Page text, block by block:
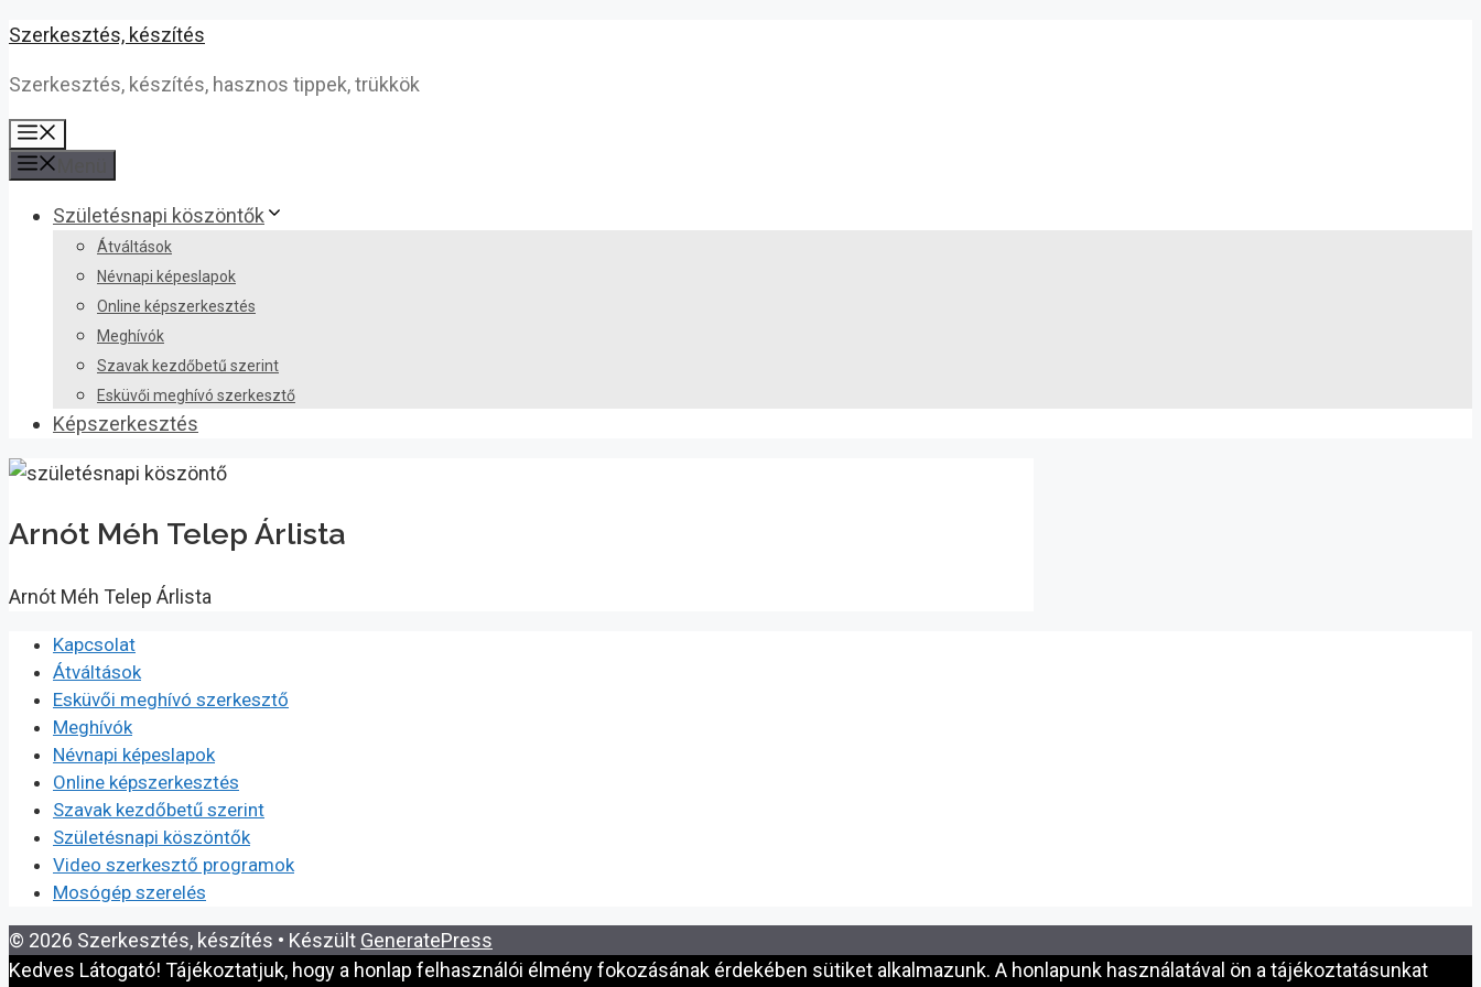
Kilépés
tartalomba
Szerkesztés, készítés
Szerkesztés, készítés, hasznos tippek, trükkök
Születésnapi köszöntők
Átváltások
Névnapi képeslapok
Online képszerkesztés
Meghívók
Szavak kezdőbetű szerint
Esküvői meghívó szerkesztő
Képszerkesztés
Arnót Méh Telep Árlista
Arnót Méh Telep Árlista
Kapcsolat
Átváltások
Esküvői meghívó szerkesztő
Meghívók
Névnapi képeslapok
Online képszerkesztés
Szavak kezdőbetű szerint
Születésnapi köszöntők
Video szerkesztő programok
Mosógép szerelés
© 2026 Szerkesztés, készítés • Készült GeneratePress
Kedves Látogató! Tájékoztatjuk, hogy a honlap felhasználói élmény fokozásának érdekében sütiket alkalmazunk. A honlapunk használatával ön a tájékoztatásunkat